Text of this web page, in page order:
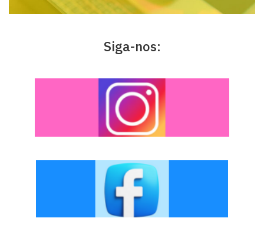
Siga-nos: